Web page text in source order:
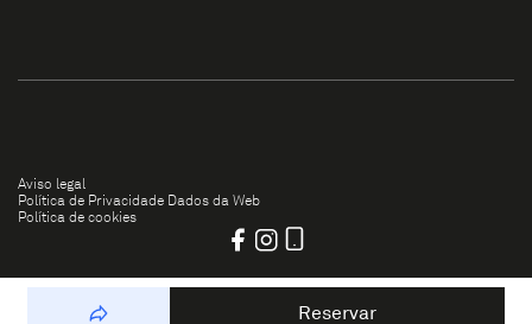
Reservar
Aviso legal
Política de Privacidade Dados da Web
Política de cookies